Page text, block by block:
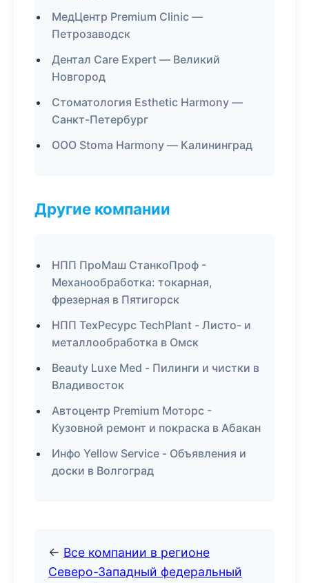
МедЦентр Premium Clinic —
Петрозаводск
Дентал Care Expert — Великий
Новгород
Стоматология Esthetic Harmony —
Санкт-Петербург
ООО Stoma Harmony — Калининград
Другие компании
НПП ПроМаш СтанкоПроф -
Механообработка: токарная,
фрезерная в Пятигорск
НПП ТехРесурс TechPlant - Листо- и
металлообработка в Омск
Beauty Luxe Med - Пилинги и чистки в
Владивосток
Автоцентр Premium Моторс -
Кузовной ремонт и покраска в Абакан
Инфо Yellow Service - Объявления и
доски в Волгоград
← Все компании в регионе
Северо-Западный федеральный